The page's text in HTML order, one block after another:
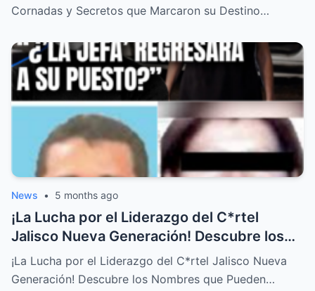
Cornadas y Secretos que Marcaron su Destino…
News • 5 months ago
¡La Lucha por el Liderazgo del C*rtel
Jalisco Nueva Generación! Descubre los
Nombres que Pueden Cambiarlo Todo!
¡La Lucha por el Liderazgo del C*rtel Jalisco Nueva
Generación! Descubre los Nombres que Pueden…